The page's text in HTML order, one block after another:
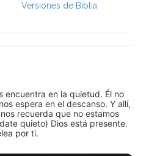
Versiones de Biblia
encuentra en la quietud. Él no
espera en el descanso. Y allí,
recuerda que no estamos
quieto) Dios está presente.
por ti.